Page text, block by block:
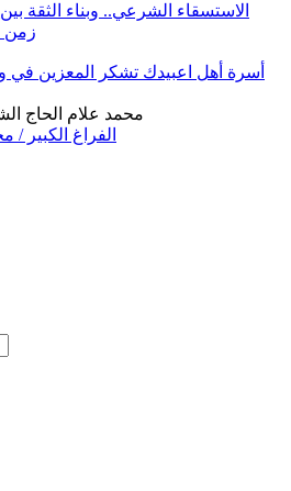
الاستسقاء الشرعي.. وبناء الثقة
زمن
أسرة أهل اعبيدك تشكر المعزين في
الفراغ الكبير /